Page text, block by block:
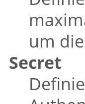
um
Secret